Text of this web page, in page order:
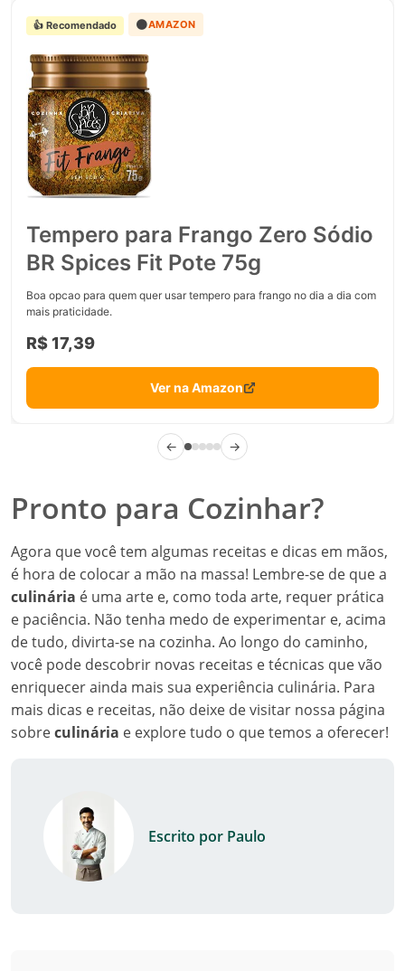
👍 Recomendado 🟠AMAZON
Tempero para Frango Zero Sódio
BR Spices Fit Pote 75g
Boa opcao para quem quer usar tempero para frango no dia a dia com
mais praticidade.
R$ 17,39
Ver na Amazon
← →
Pronto para Cozinhar?
Agora que você tem algumas receitas e dicas em mãos,
é hora de colocar a mão na massa! Lembre-se de que a
culinária é uma arte e, como toda arte, requer prática
e paciência. Não tenha medo de experimentar e, acima
de tudo, divirta-se na cozinha. Ao longo do caminho,
você pode descobrir novas receitas e técnicas que vão
enriquecer ainda mais sua experiência culinária. Para
mais dicas e receitas, não deixe de visitar nossa página
sobreculinária e explore tudo o que temos a oferecer!
Escrito por Paulo